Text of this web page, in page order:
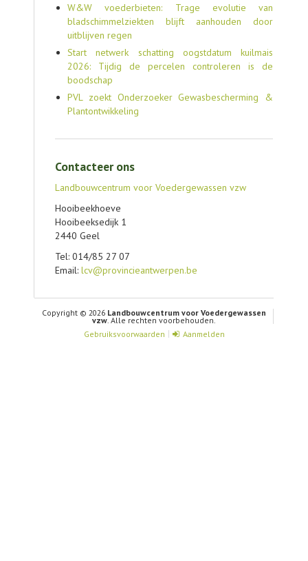
W&W voederbieten: Trage evolutie van
bladschimmelziekten blijft aanhouden door
uitblijven regen
Start netwerk schatting oogstdatum kuilmais
2026: Tijdig de percelen controleren is de
boodschap
PVL zoekt Onderzoeker Gewasbescherming &
Plantontwikkeling
Contacteer ons
Landbouwcentrum voor Voedergewassen vzw
Hooibeekhoeve
Hooibeeksedijk 1
2440 Geel
Tel: 014/85 27 07
Email: lcv@provincieantwerpen.be
Copyright © 2026 Landbouwcentrum voor Voedergewassen
vzw. Alle rechten voorbehouden.
Gebruiksvoorwaarden
Aanmelden